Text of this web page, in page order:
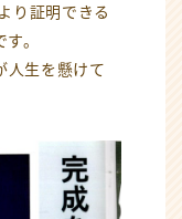
り証明できる
。
人生を懸けて